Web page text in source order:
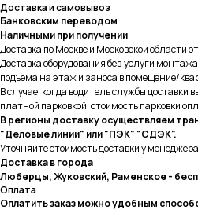
Доставка и самовывоз
Банковским переводом
Наличными при получении
Доставка по Москве и Московской области
Доставка оборудования без услуги
подъема на этаж и заноса в помещение/
В случае, когда водитель службы доставки
платной парковкой, стоимость парковки
В регионы доставку осуществляем
"Деловые линии" или "ПЭК" "СДЭК".
Уточняйте стоимость доставки у
Доставка в города
Люберцы, Жуковский, Раменское -
Оплата
Оплатить заказ можно удобным